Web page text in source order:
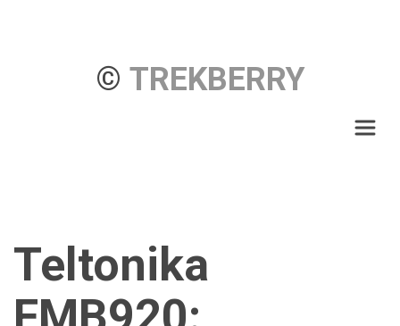
© TREKBERRY
Teltonika